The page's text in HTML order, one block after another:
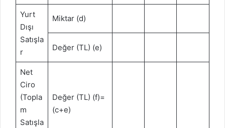
Yurt
Dışı
Satışla
r
Miktar (d)
Değer (TL) (e)
Net
Ciro
(Topla
m
Satışla
Değer (TL) (f)=
(c+e)